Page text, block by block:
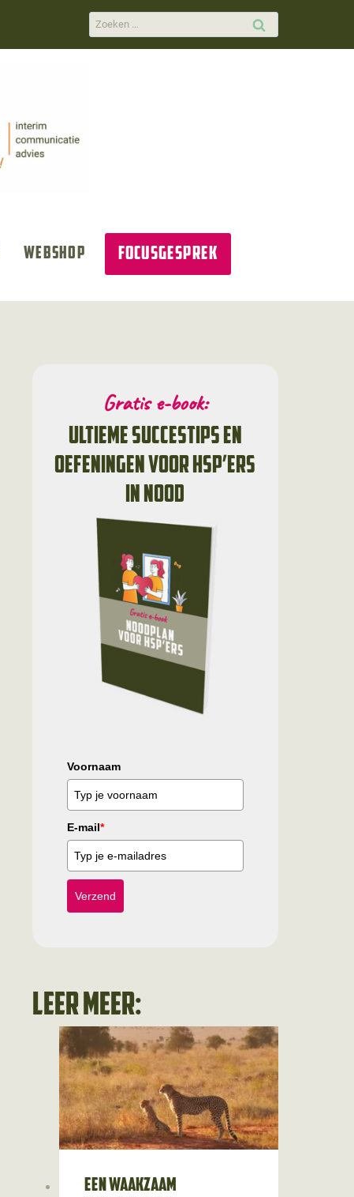
Zoeken
naar:
Webshop Focusgesprek
Gratis e-book:
ultieme succestips en
oefeningen voor HSP’ers
in nood
Voornaam
E-mail*
Verzend
Leer meer:
Een waakzaam